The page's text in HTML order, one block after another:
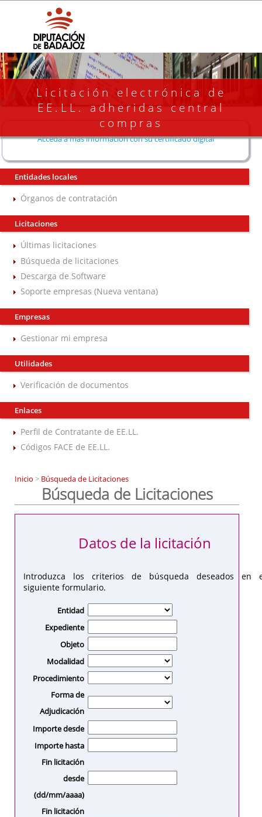
Licitación electrónica de
EE.LL. adheridas central
compras
Acceda a más información con su certificado digital
Entidades locales
Órganos de contratación
Licitaciones
Últimas licitaciones
Búsqueda de licitaciones
Descarga de Software
Soporte empresas (Nueva ventana)
Empresas
Gestionar mi empresa
Utilidades
Verificación de documentos
Enlaces
Perfil de Contratante de EE.LL.
Códigos FACE de EE.LL.
Inicio > Búsqueda de Licitaciones
Búsqueda de Licitaciones
Introduzca los criterios de búsqueda deseados en
siguiente formulario.
Datos de la licitación
Entidad
Expediente
Objeto
Modalidad
Procedimiento
Forma de
Adjudicación
Importe desde
Importe hasta
Fin licitación
desde
(dd/mm/aaaa)
Fin licitación